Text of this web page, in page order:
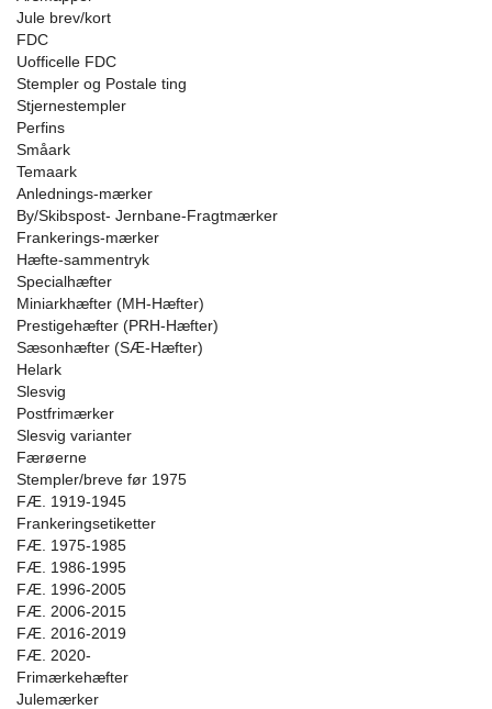
Jule brev/kort
FDC
Uofficelle FDC
Stempler og Postale ting
Stjernestempler
Perfins
Småark
Temaark
Anlednings-mærker
By/Skibspost- Jernbane-Fragtmærker
Frankerings-mærker
Hæfte-sammentryk
Specialhæfter
Miniarkhæfter (MH-Hæfter)
Prestigehæfter (PRH-Hæfter)
Sæsonhæfter (SÆ-Hæfter)
Helark
Slesvig
Postfrimærker
Slesvig varianter
Færøerne
Stempler/breve før 1975
FÆ. 1919-1945
Frankeringsetiketter
FÆ. 1975-1985
FÆ. 1986-1995
FÆ. 1996-2005
FÆ. 2006-2015
FÆ. 2016-2019
FÆ. 2020-
Frimærkehæfter
Julemærker